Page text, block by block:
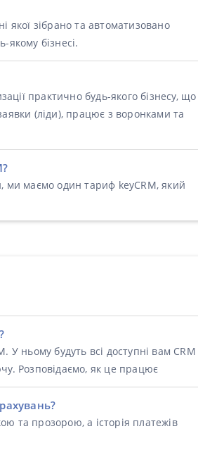
якої зібрано та автоматизовано
якому бізнесі.
практично будь-якого бізнесу, що
(ліди), працює з воронками та
ми маємо один тариф keyCRM, який
У ньому будуть всі доступні вам CRM
Розповідаємо, як це працює
та прозорою, а історія платежів